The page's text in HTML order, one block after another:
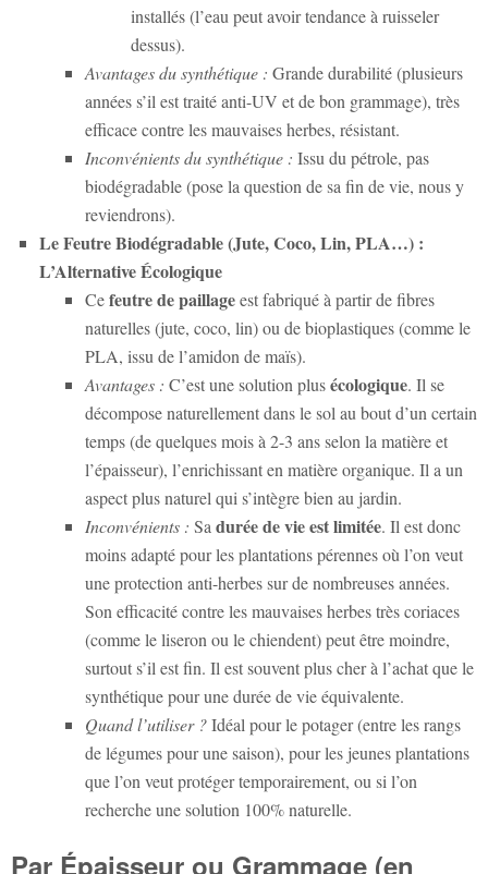
installés (l’eau peut avoir tendance à ruisseler
dessus).
Avantages du synthétique : Grande durabilité (plusieurs
années s’il est traité anti-UV et de bon grammage), très
efficace contre les mauvaises herbes, résistant.
Inconvénients du synthétique : Issu du pétrole, pas
biodégradable (pose la question de sa fin de vie, nous y
reviendrons).
Le Feutre Biodégradable (Jute, Coco, Lin, PLA…) :
L’Alternative Écologique
Cefeutre de paillageest fabriqué à partir de fibres
naturelles (jute, coco, lin) ou de bioplastiques (comme le
PLA, issu de l’amidon de maïs).
Avantages : C’est une solution plusécologique. Il se
décompose naturellement dans le sol au bout d’un certain
temps (de quelques mois à 2-3 ans selon la matière et
l’épaisseur), l’enrichissant en matière organique. Il a un
aspect plus naturel qui s’intègre bien au jardin.
Inconvénients : Sa durée de vie est limitée. Il est donc
moins adapté pour les plantations pérennes où l’on veut
une protection anti-herbes sur de nombreuses années.
Son efficacité contre les mauvaises herbes très coriaces
(comme le liseron ou le chiendent) peut être moindre,
surtout s’il est fin. Il est souvent plus cher à l’achat que le
synthétique pour une durée de vie équivalente.
Quand l’utiliser ?Idéal pour le potager (entre les rangs
de légumes pour une saison), pour les jeunes plantations
que l’on veut protéger temporairement, ou si l’on
recherche une solution 100% naturelle.
Par Épaisseur ou Grammage (en